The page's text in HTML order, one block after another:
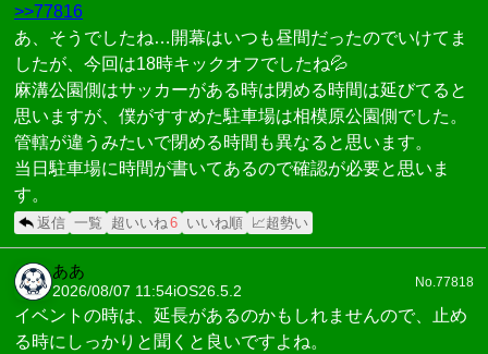
>>77816
あ、そうでしたね…開幕はいつも昼間だったのでいけてま
したが、今回は18時キックオフでしたね💦
麻溝公園側はサッカーがある時は閉める時間は延びてると
思いますが、僕がすすめた駐車場は相模原公園側でした。
管轄が違うみたいで閉める時間も異なると思います。
当日駐車場に時間が書いてあるので確認が必要と思いま
す。
返信 一覧 超いいね6 いいね順 📈超勢い
ああ
2026/08/07 11:54iOS26.5.2
No.77818
イベントの時は、延長があるのかもしれませんので、止め
る時にしっかりと聞くと良いですよね。